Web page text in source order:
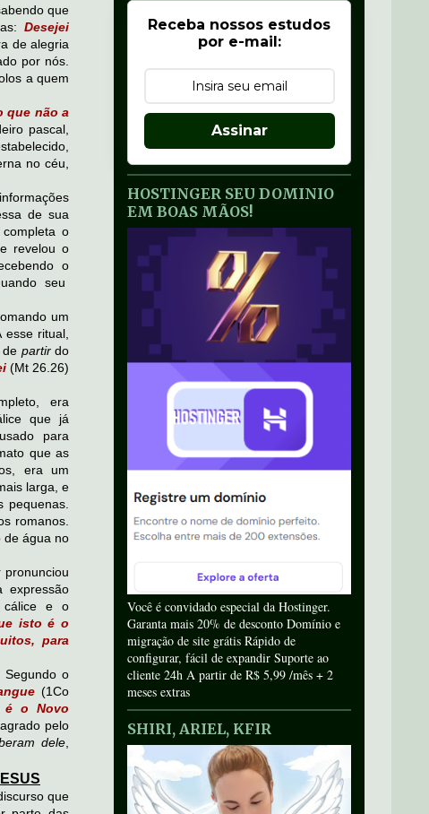
que
Desejei
de alegria
por nós.
a quem
que não a
pascal,
no céu,
de sua
o
revelou o
o
seu
um
ritual,
de partirdo
(Mt 26.26)
era
que já
para
que as
era um
larga, e
romanos.
de água no
pronunciou
expressão
cálice e o
isto é o
para
Segundo o
(1Co
é o Novo
pelo
dele
que
Receba nossos estudos
por e-mail:
Assinar
HOSTINGER SEU DOMINIO
EM BOAS MÃOS!
Você é convidado especial da Hostinger.
Garanta mais 20% de desconto Domínio e
migração de site grátis Rápido de
configurar, fácil de expandir Suporte ao
cliente 24h A partir de R$ 5,99 /mês + 2
meses extras
SHIRI, ARIEL, KFIR